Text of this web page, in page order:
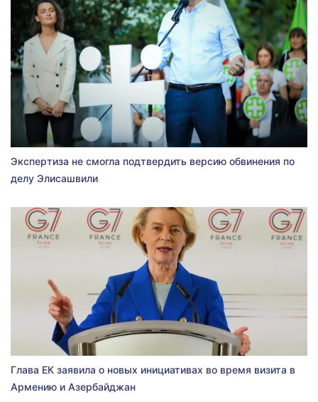
Экспертиза не смогла подтвердить версию обвинения по
делу Элисашвили
Глава ЕК заявила о новых инициативах во время визита в
Армению и Азербайджан